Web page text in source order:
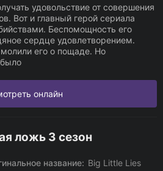
удовольствие от совершения
Вот и главный герой сериала
Беспомощность его
сердце удовлетворением.
его о пощаде. Но
онлайн
ложь 3 сезон
название: Big Little Lies